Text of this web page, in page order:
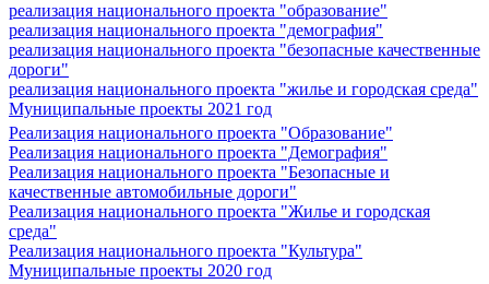
реализация национального проекта "образование"
реализация национального проекта "демография"
реализация национального проекта "безопасные качественные
дороги"
реализация национального проекта "жилье и городская среда"
Муниципальные проекты 2021 год
Реализация национального проекта "Образование"
Реализация национального проекта "Демография"
Реализация национального проекта "Безопасные и
качественные автомобильные дороги"
Реализация национального проекта "Жилье и городская
среда"
Реализация национального проекта "Культура"
Муниципальные проекты 2020 год